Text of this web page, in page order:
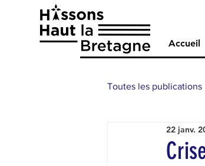
Accueil
Toutes les publications
22 janv.